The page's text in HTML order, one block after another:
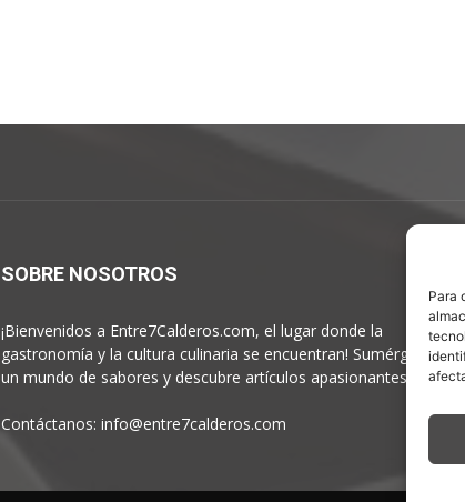
Para
SOBRE NOSOTROS
¡Bienvenidos a Entre7Calderos.com, el lugar donde la
gastronomía y la cultura culinaria se encuentran! Sumérgete en
un mundo de sabores y descubre artículos apasionantes.
Contáctanos: info@entre7calderos.com